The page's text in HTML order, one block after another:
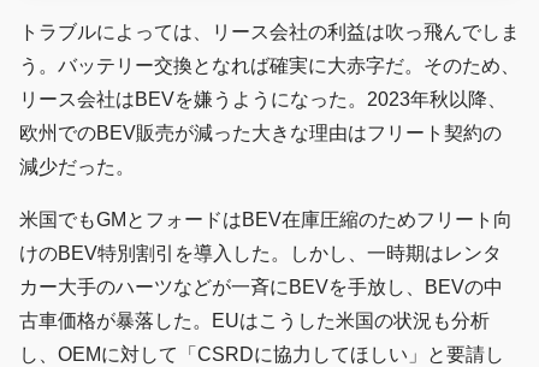
トラブルによっては、リース会社の利益は吹っ飛んでしま
う。バッテリー交換となれば確実に大赤字だ。そのため、
リース会社はBEVを嫌うようになった。2023年秋以降、
欧州でのBEV販売が減った大きな理由はフリート契約の
減少だった。
米国でもGMとフォードはBEV在庫圧縮のためフリート向
けのBEV特別割引を導入した。しかし、一時期はレンタ
カー大手のハーツなどが一斉にBEVを手放し、BEVの中
古車価格が暴落した。EUはこうした米国の状況も分析
し、OEMに対して「CSRDに協力してほしい」と要請し